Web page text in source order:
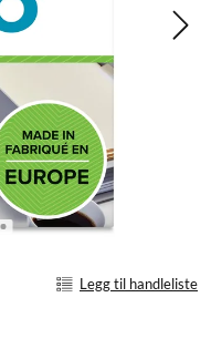
Legg til handleliste